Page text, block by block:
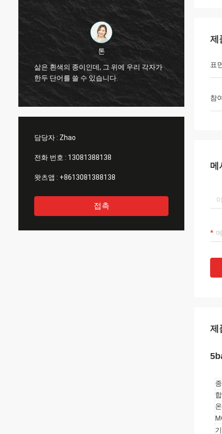
위에 우리 각자가
마이클
좋은 제품, 좋은 서비스, 좋은 소싱 플랫폼
다른 크기의 우유 병, 소아 소스 병, 노란 와
병을 생산하는 데 사용됩니다.
담당자 : Zhao
전화 번호 : 13081388138
왓츠앱 : +8613081388138
접촉
제
표
참
메
제